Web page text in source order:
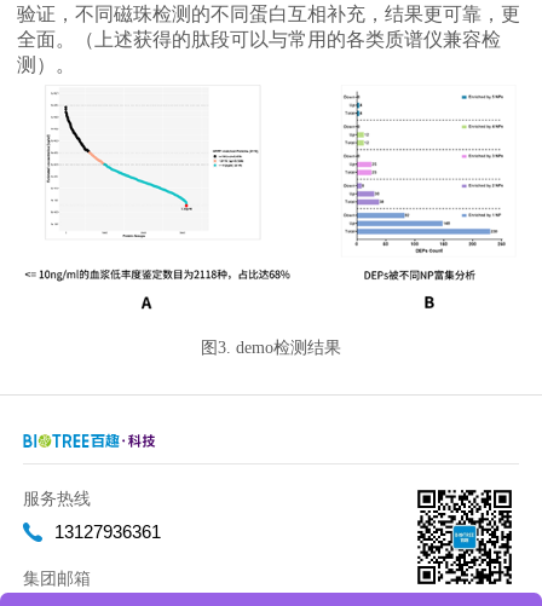
验证，不同磁珠检测的不同蛋白互相补充，结果更可靠，更
全面。（上述获得的肽段可以与常用的各类质谱仪兼容检
测）。
图3. demo检测结果
服务热线
13127936361
集团邮箱